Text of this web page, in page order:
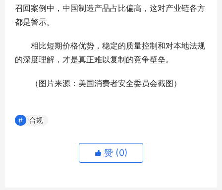
召回案例中，中国制造产品占比偏高，这对产业链各方
都是警示。
相比短期价格优势，稳定的质量控制和对本地法规
的深度理解，才是真正难以复制的竞争壁垒。
（图片来源：美国消费者安全委员会截图）
合规
赞 (0)